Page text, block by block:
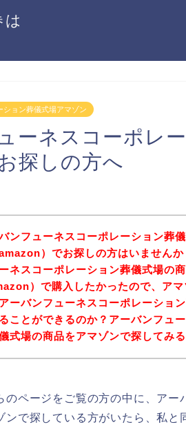
ション葬儀式場アマゾン
ーネスコーポレ
探しの方へ
ンフューネスコーポレーション葬
）でお探しの方はいません
ネスコーポレーション葬儀式場の
）で購入したかったので、ア
ーバンフューネスコーポレーショ
ことができるのか？アーバンフュ
式場の商品をアマゾンで探してみ
のページをご覧の方の中に、ア
ンで探している方がいたら、私と